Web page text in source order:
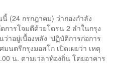
(24 กรกฎาคม) ว่ากองกำลัง
การโจมตีด้วยโดรน 2 ลำในกรุง
าอยู่เบื้องหลัง ‘ปฏิบัติการก่อการ
นตรีกรุงมอสโก เปิดเผยว่า เหตุ
น. ตามเวลาท้องถิ่น โดยอาคาร